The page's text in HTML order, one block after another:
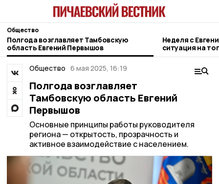
Общество
Полгода возглавляет Тамбовскую
область Евгений Первышов
Неделя с
ситуация на
городе и
Общество 6 мая 2025, 16:19
Полгода возглавляет
Тамбовскую область Евгений
Первышов
Основные принципы работы руководителя
региона — открытость, прозрачность и
активное взаимодействие с населением.